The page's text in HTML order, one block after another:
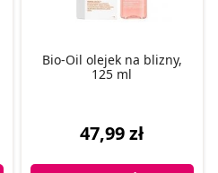
Bio-Oil olejek na blizny,
125 ml
47,99 zł